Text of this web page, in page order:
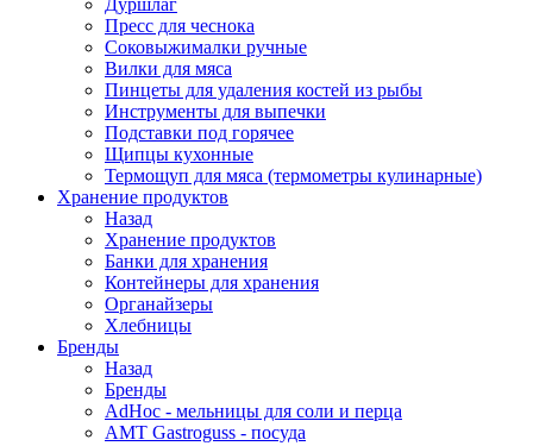
Дуршлаг
Пресс для чеснока
Соковыжималки ручные
Вилки для мяса
Пинцеты для удаления костей из рыбы
Инструменты для выпечки
Подставки под горячее
Щипцы кухонные
Термощуп для мяса (термометры кулинарные)
Хранение продуктов
Назад
Хранение продуктов
Банки для хранения
Контейнеры для хранения
Органайзеры
Хлебницы
Бренды
Назад
Бренды
AdHoc - мельницы для соли и перца
AMT Gastroguss - посуда